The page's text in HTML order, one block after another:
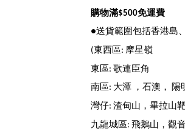
購物滿$500免運費
●送貨範圍包括香港島
(東西區: 摩星嶺
東區: 歌連臣角
南區: 大潭 ，石澳， 陽
灣仔: 渣甸山，畢拉山
九龍城區: 飛鵝山，觀